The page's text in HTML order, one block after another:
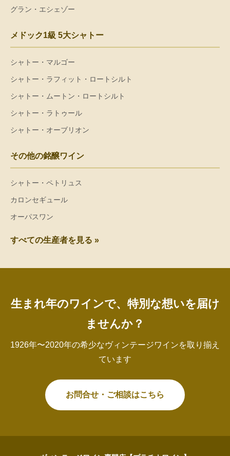
グラン・エシェゾー
メドック1級 5大シャトー
シャトー・マルゴー
シャトー・ラフィット・ロートシルト
シャトー・ムートン・ロートシルト
シャトー・ラトゥール
シャトー・オーブリオン
その他の銘醸ワイン
シャトー・ペトリュス
カロンセギュール
オーパスワン
すべての生産者を見る »
生まれ年のワインで、特別な想いを届け
ませんか？
1926年〜2020年の希少なヴィンテージワインを取り揃え
ています
お問合せ・ご相談はこちら